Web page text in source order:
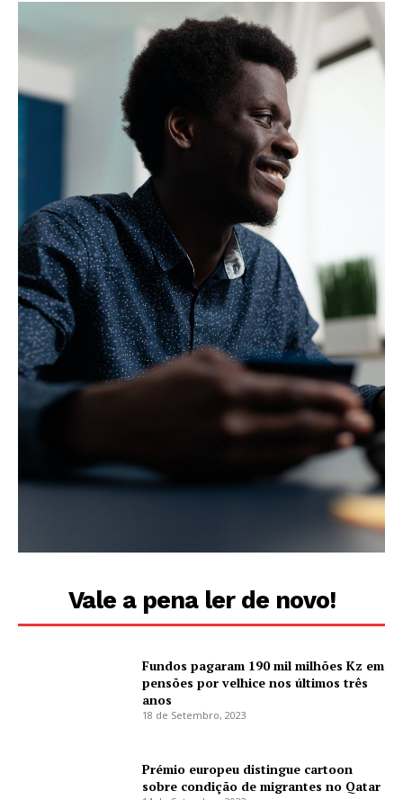
Vale a pena ler de novo!
Fundos pagaram 190 mil milhões Kz em
pensões por velhice nos últimos três
anos
18 de Setembro, 2023
Prémio europeu distingue cartoon
sobre condição de migrantes no Qatar